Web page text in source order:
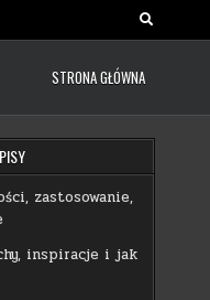
STRONA GŁÓWNA
zastosowanie,
inspiracje i jak